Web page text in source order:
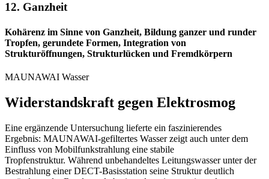
12. Ganzheit
Kohärenz im Sinne von Ganzheit, Bildung ganzer und runder
Tropfen, gerundete Formen, Integration von
Strukturöffnungen, Strukturlücken und Fremdkörpern
MAUNAWAI Wasser
Widerstandskraft gegen Elektrosmog
Eine ergänzende Untersuchung lieferte ein faszinierendes
Ergebnis: MAUNAWAI-gefiltertes Wasser zeigt auch unter dem
Einfluss von Mobilfunkstrahlung eine stabile
Tropfenstruktur. Während unbehandeltes Leitungswasser unter der
Bestrahlung einer DECT-Basisstation seine Struktur deutlich